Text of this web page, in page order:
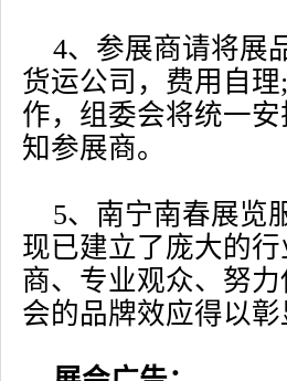
4、参展商请将展
货运公司，费用自
作，组委会将统一
知参展商。
5、南宁南春展览
现已建立了庞大的
商、专业观众、努
会的品牌效应得以彰